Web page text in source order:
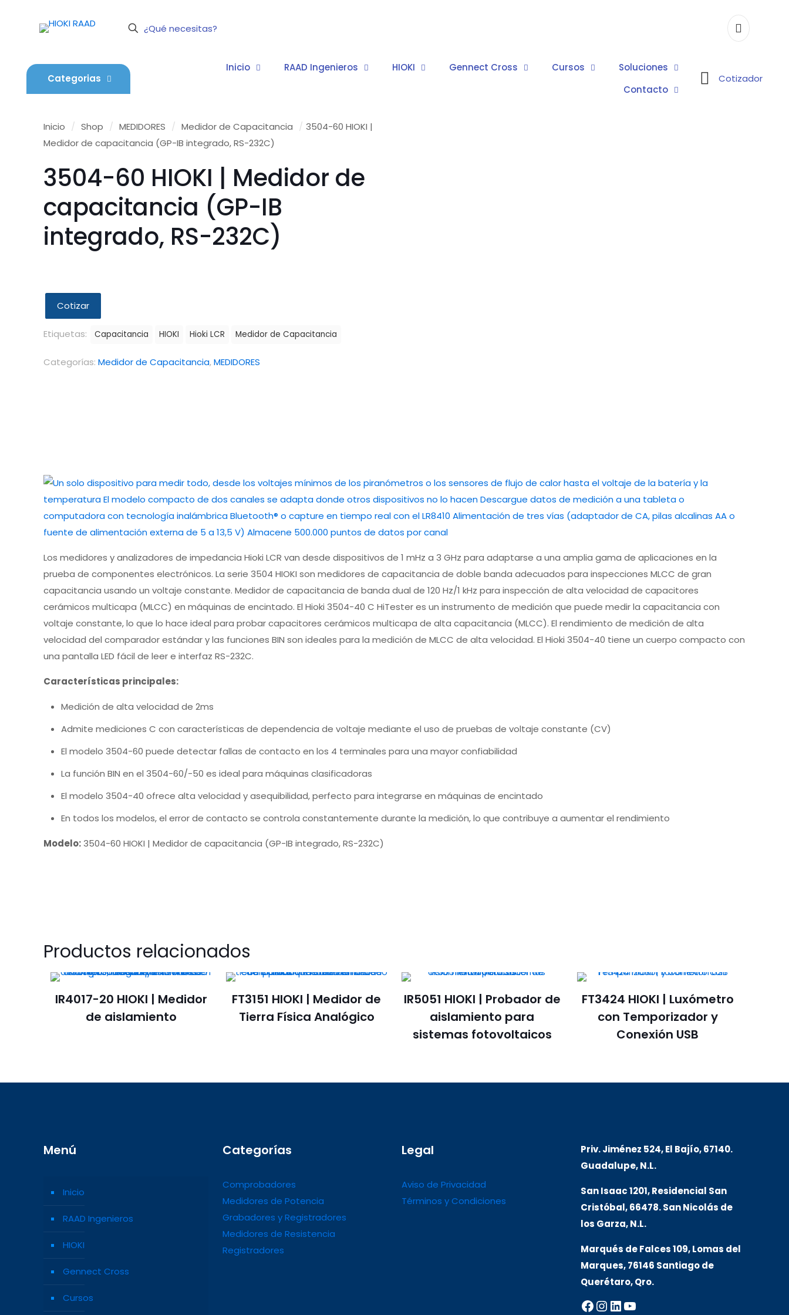
Categorias
Inicio RAAD Ingenieros HIOKI Gennect Cross Cursos
Soluciones
Contacto
Cotizador
Inicio / Shop / MEDIDORES / Medidor de Capacitancia / 3504-60 HIOKI |
Medidor de capacitancia (GP-IB integrado, RS-232C)
3504-60 HIOKI | Medidor de
capacitancia (GP-IB
integrado, RS-232C)
Cotizar
Etiquetas: Capacitancia HIOKI Hioki LCR Medidor de Capacitancia
Categorías: Medidor de Capacitancia,MEDIDORES
Los medidores y analizadores de impedancia Hioki LCR van desde dispositivos de 1 mHz a 3 GHz para adaptarse a una amplia gama de aplicaciones en la
prueba de componentes electrónicos. La serie 3504 HIOKI son medidores de capacitancia de doble banda adecuados para inspecciones MLCC de gran
capacitancia usando un voltaje constante. Medidor de capacitancia de banda dual de 120 Hz/1 kHz para inspección de alta velocidad de capacitores
cerámicos multicapa (MLCC) en máquinas de encintado. El Hioki 3504-40 C HiTester es un instrumento de medición que puede medir la capacitancia con
voltaje constante, lo que lo hace ideal para probar capacitores cerámicos multicapa de alta capacitancia (MLCC). El rendimiento de medición de alta
velocidad del comparador estándar y las funciones BIN son ideales para la medición de MLCC de alta velocidad. El Hioki 3504-40 tiene un cuerpo compacto con
una pantalla LED fácil de leer e interfaz RS-232C.
Características principales:
Medición de alta velocidad de 2ms
Admite mediciones C con características de dependencia de voltaje mediante el uso de pruebas de voltaje constante (CV)
El modelo 3504-60 puede detectar fallas de contacto en los 4 terminales para una mayor confiabilidad
La función BIN en el 3504-60/-50 es ideal para máquinas clasificadoras
El modelo 3504-40 ofrece alta velocidad y asequibilidad, perfecto para integrarse en máquinas de encintado
En todos los modelos, el error de contacto se controla constantemente durante la medición, lo que contribuye a aumentar el rendimiento
Modelo:3504-60 HIOKI | Medidor de capacitancia (GP-IB integrado, RS-232C)
Productos relacionados
IR4017-20 HIOKI | Medidor
de aislamiento
FT3151 HIOKI | Medidor de
Tierra Física Analógico
IR5051 HIOKI | Probador de
aislamiento para
sistemas fotovoltaicos
FT3424 HIOKI | Luxómetro
con Temporizador y
Conexión USB
Menú
Inicio
RAAD Ingenieros
HIOKI
Gennect Cross
Cursos
Categorías
Comprobadores
Medidores de Potencia
Grabadores y Registradores
Medidores de Resistencia
Registradores
Legal
Aviso de Privacidad
Términos y Condiciones
Priv. Jiménez 524, El Bajío, 67140.
Guadalupe, N.L.
San Isaac 1201, Residencial San
Cristóbal, 66478. San Nicolás de
los Garza, N.L.
Marqués de Falces 109, Lomas del
Marques, 76146 Santiago de
Querétaro, Qro.
Facebook
Instagram
LinkedIn
YouTube